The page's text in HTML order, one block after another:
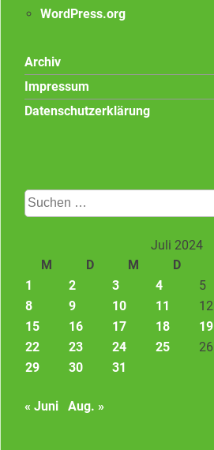
WordPress.org
Archiv
Impressum
Datenschutzerklärung
Suchen
nach:
Juli 2024
M
D M D
1
2 3 4 5
8
9 10 11 12
15
16 17 18 19
22
23 24 25 26
29
30 31
« Juni Aug. »